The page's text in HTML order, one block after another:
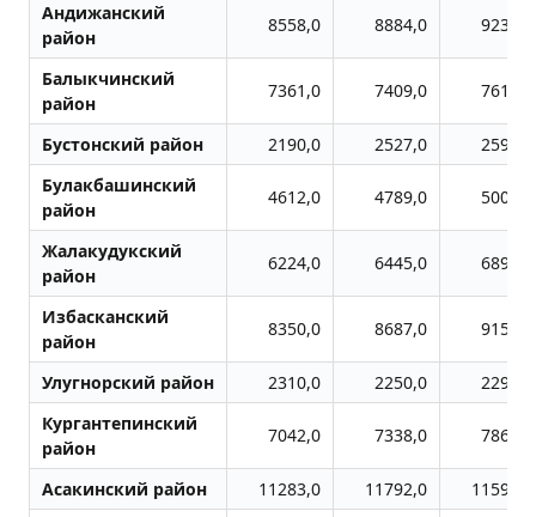
Андижанский
район
8558,0 8884,0 9235,0
Балыкчинский
район
7361,0 7409,0 7611,0
Бустонский район 2190,0 2527,0
2594,0
Булакбашинский
район
4612,0 4789,0 5003,0
Жалакудукский
район
6224,0 6445,0 6894,0
Избасканский
район
8350,0 8687,0 9156,0
Улугноpский район 2310,0 2250,0
2290,0
Кургантепинский
район
7042,0 7338,0 7869,0
Асакинский район 11283,0 11792,0
11592,0